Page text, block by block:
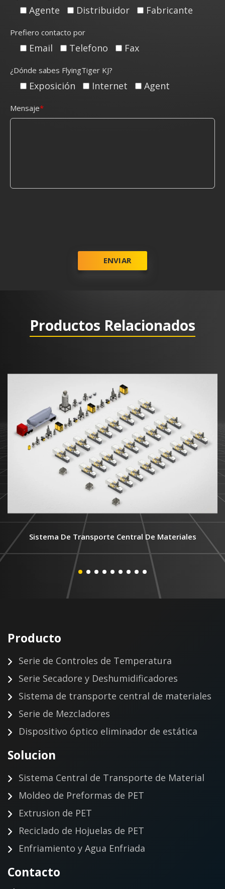
Agente Distribuidor Fabricante
Prefiero contacto por
Email Telefono Fax
¿Dónde sabes FlyingTiger KJ?
Exposición Internet Agent
Mensaje
ENVIAR
Productos Relacionados
Sistema De Transporte Central De Materiales
Producto
Serie de Controles de Temperatura
Serie Secadore y Deshumidificadores
Sistema de transporte central de materiales
Serie de Mezcladores
Dispositivo óptico eliminador de estática
Solucion
Sistema Central de Transporte de Material
Moldeo de Preformas de PET
Extrusion de PET
Reciclado de Hojuelas de PET
Enfriamiento y Agua Enfriada
Contacto